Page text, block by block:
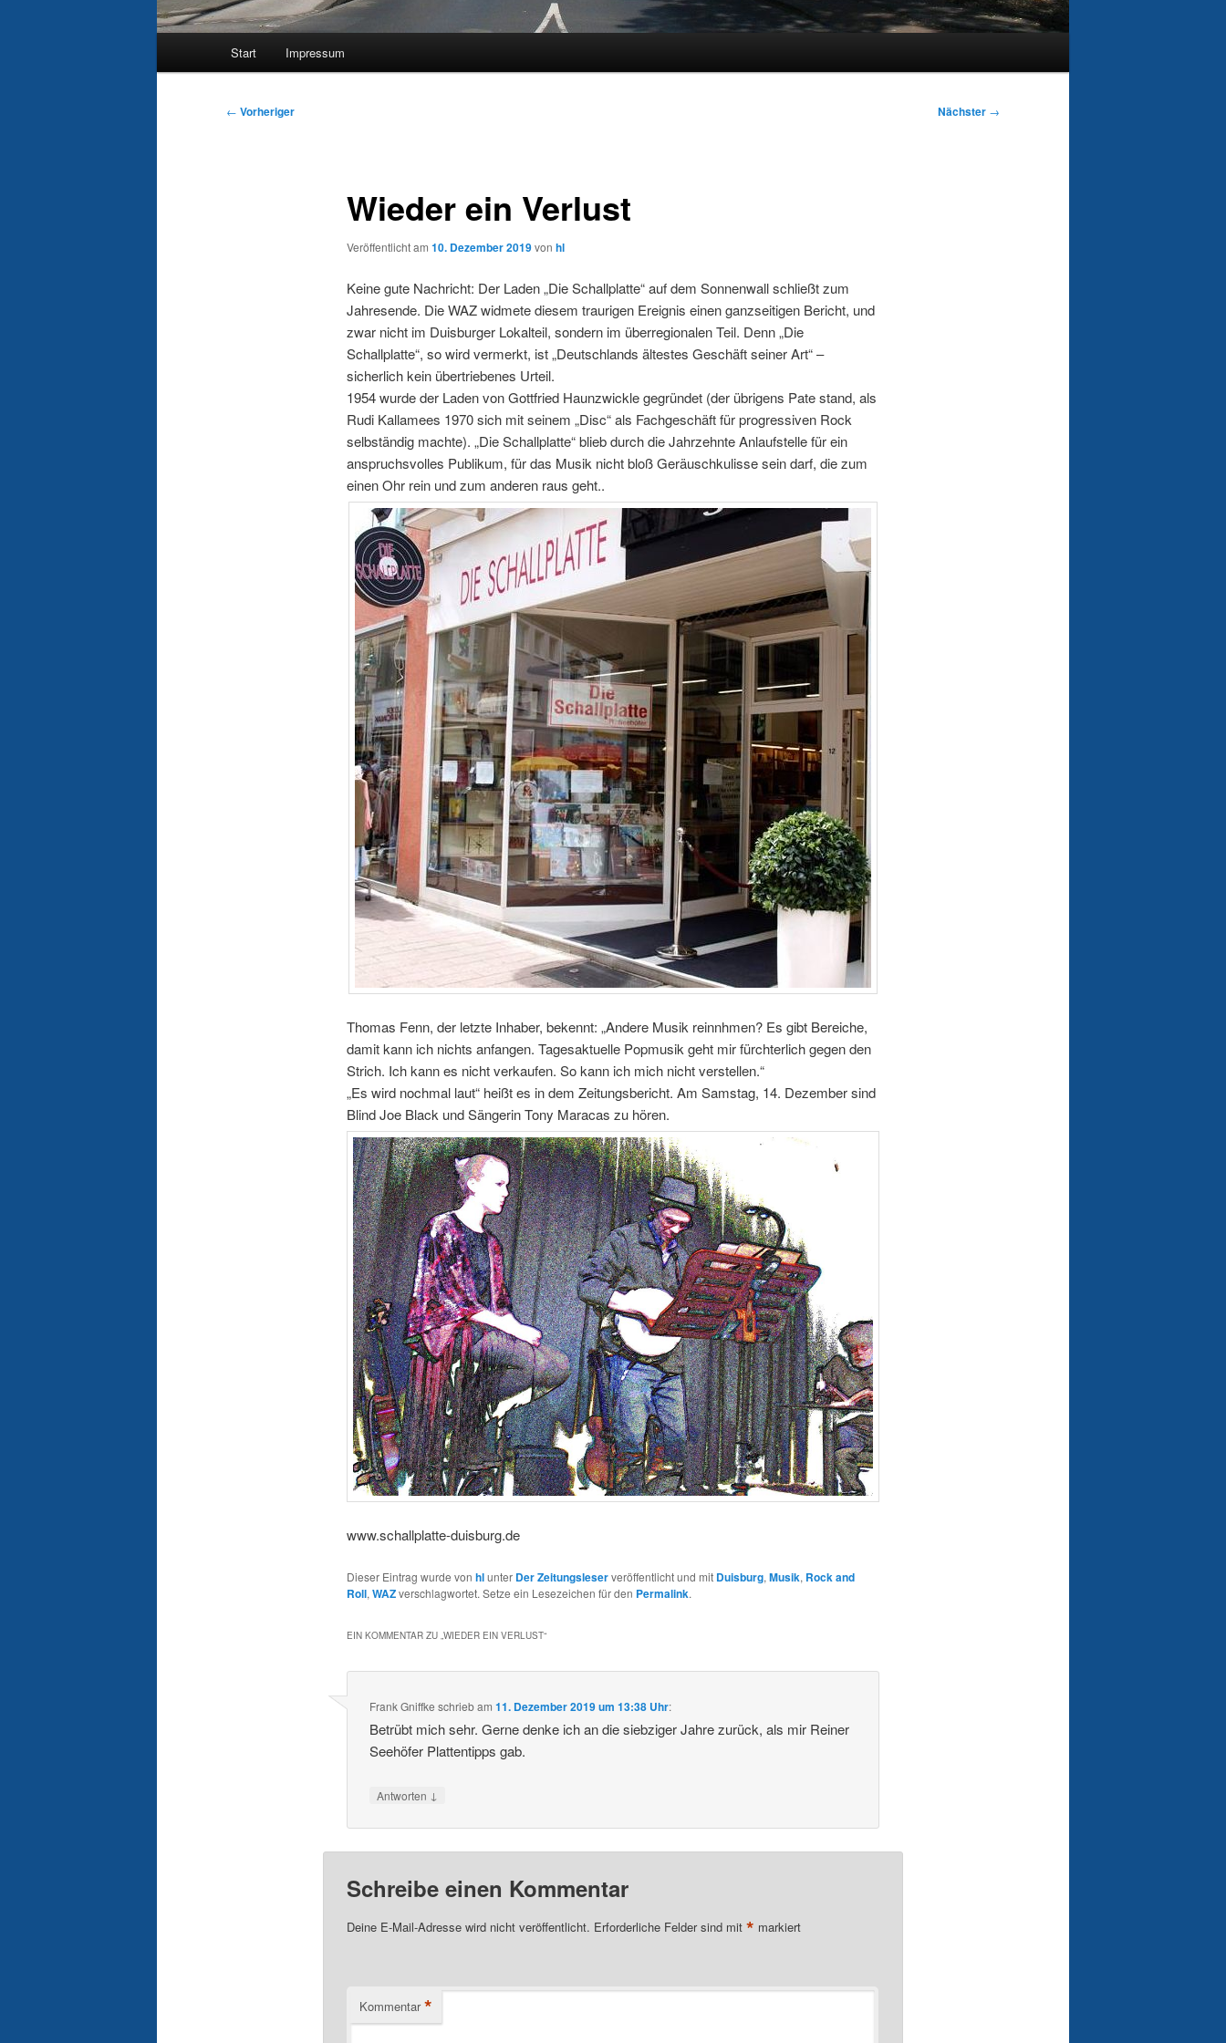
Start Impressum
Beitragsnavigation
← Vorheriger Nächster →
Wieder ein Verlust
Veröffentlicht am 10. Dezember 2019von hl
Keine gute Nachricht: Der Laden „Die Schallplatte“ auf dem Sonnenwall schließt zum
Jahresende. Die WAZ widmete diesem traurigen Ereignis einen ganzseitigen Bericht, und
zwar nicht im Duisburger Lokalteil, sondern im überregionalen Teil. Denn „Die
Schallplatte“, so wird vermerkt, ist „Deutschlands ältestes Geschäft seiner Art“ –
sicherlich kein übertriebenes Urteil.
1954 wurde der Laden von Gottfried Haunzwickle gegründet (der übrigens Pate stand, als
Rudi Kallamees 1970 sich mit seinem „Disc“ als Fachgeschäft für progressiven Rock
selbständig machte). „Die Schallplatte“ blieb durch die Jahrzehnte Anlaufstelle für ein
anspruchsvolles Publikum, für das Musik nicht bloß Geräuschkulisse sein darf, die zum
einen Ohr rein und zum anderen raus geht..
Thomas Fenn, der letzte Inhaber, bekennt: „Andere Musik reinnhmen? Es gibt Bereiche,
damit kann ich nichts anfangen. Tagesaktuelle Popmusik geht mir fürchterlich gegen den
Strich. Ich kann es nicht verkaufen. So kann ich mich nicht verstellen.“
„Es wird nochmal laut“ heißt es in dem Zeitungsbericht. Am Samstag, 14. Dezember sind
Blind Joe Black und Sängerin Tony Maracas zu hören.
www.schallplatte-duisburg.de
Dieser Eintrag wurde von hlunter Der Zeitungsleserveröffentlicht und mit Duisburg, Musik, Rock and
Roll, WAZverschlagwortet. Setze ein Lesezeichen für den Permalink.
EIN KOMMENTAR ZU „WIEDER EIN VERLUST“
Frank Gniffke schriebam11. Dezember 2019 um 13:38 Uhr:
Betrübt mich sehr. Gerne denke ich an die siebziger Jahre zurück, als mir Reiner
Seehöfer Plattentipps gab.
Antworten ↓
Schreibe einen Kommentar
Deine E-Mail-Adresse wird nicht veröffentlicht. Erforderliche Felder sind mit * markiert
Kommentar *